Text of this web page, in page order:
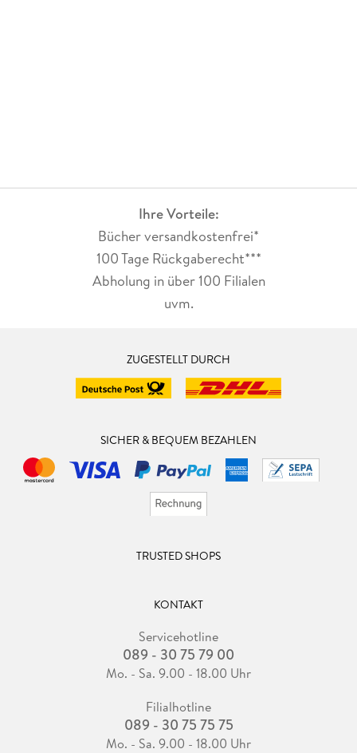
Ihre Vorteile:
Bücher versandkostenfrei*
100 Tage Rückgaberecht***
Abholung in über 100 Filialen
uvm.
ZUGESTELLT DURCH
SICHER & BEQUEM BEZAHLEN
TRUSTED SHOPS
KONTAKT
Servicehotline
089 - 30 75 79 00
Mo. - Sa. 9.00 - 18.00 Uhr
Filialhotline
089 - 30 75 75 75
Mo. - Sa. 9.00 - 18.00 Uhr